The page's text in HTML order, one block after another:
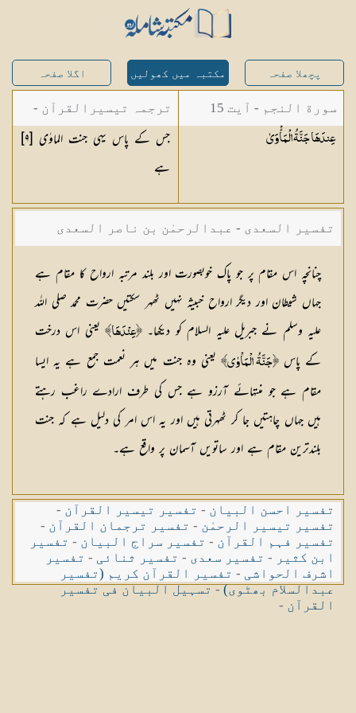
پچھلا صفحہ مکتبہ میں کھولیں اگلا صفحہ
سورة النجم - آیت 15
عِندَهَا جَنَّةُالْمَأْوَىٰ
ترجمہ تیسیرالقرآن -
مولانا عبد الرحمن
کیلانی
جس کے پاس یہی جنت الماوٰی [٩]
ہے
تفسیر السعدی - عبدالرحمٰن بن ناصر السعدی
چنانچہ اس مقام پر جو پاک خوبصورت اور بلند مرتبہ ارواح کا مقام ہے
جہاں شیطان اور دیگر ارواح خبیثہ نہیں ٹھہر سکتیں حضرت محمد صلی اللہ
علیہ وسلم نے جبریل علیہ السلام کو دیکھا۔ ﴿عِنْدَہَا﴾یعنی اس درخت
کے پاس﴿جَنَّۃُ الْمَاْوٰی﴾یعنی وہ جنت میں ہر نعمت جمع ہے یہ ایسا
مقام ہے جو منتہائے آرزو ہے جس کی طرف ارادے راغب رہتے
ہیں جہاں چاہتیں جا کر ٹھہرتی ہیں اور یہ اس امر کی دلیل ہے کہ جنت
بلندترین مقام ہے اور ساتویں آسمان پر واقع ہے۔
تفسیر احسن البیان - تفسیر تیسیر القرآن -
تفسیر تیسیر الرحمٰن - تفسیر ترجمان القرآن -
تفسیر فہم القرآن - تفسیر سراج البیان - تفسیر
ابن کثیر - تفسیر سعدی - تفسیر ثنائی - تفسیر
اشرف الحواشی - تفسیر القرآن کریم (تفسیر
عبدالسلام بھٹوی)-تسہیل البیان فی تفسیر
القرآن -